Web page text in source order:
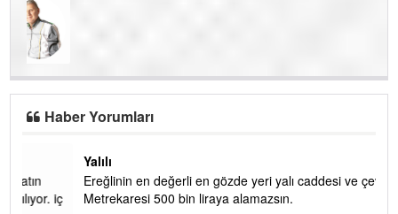
Haber Yorumları
Ereğlinin en değerli en gözde yeri yalı caddesi ve çevresidir.
Metrekaresi 500 bin liraya alamazsın.